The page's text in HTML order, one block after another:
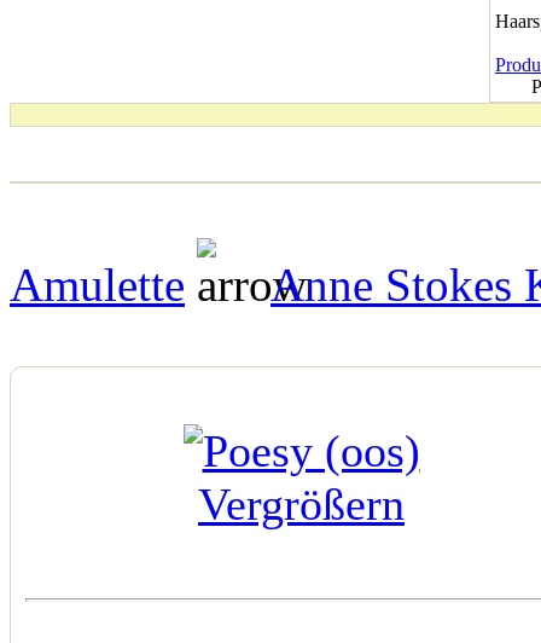
Amulette Anne Stokes
Vergrößern